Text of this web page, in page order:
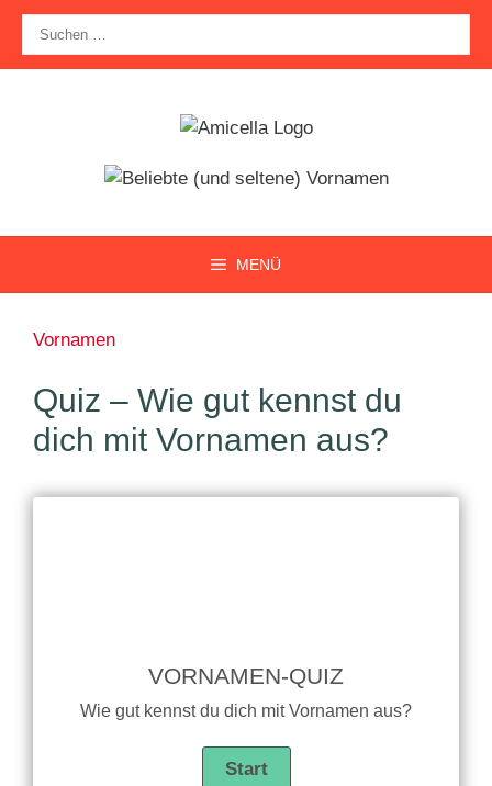
Zum
Inhalt
springen
nach:
MENÜ
Vornamen
Quiz – Wie gut kennst du
dich mit Vornamen aus?
VORNAMEN-QUIZ
Wie gut kennst du dich mit Vornamen aus?